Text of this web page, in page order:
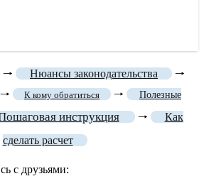
🠒 Нюансы законодательства 🠒
🠒 К кому обратиться 🠒 Полезные
инструкция 🠒
Как
сделать расчет
с друзьями: